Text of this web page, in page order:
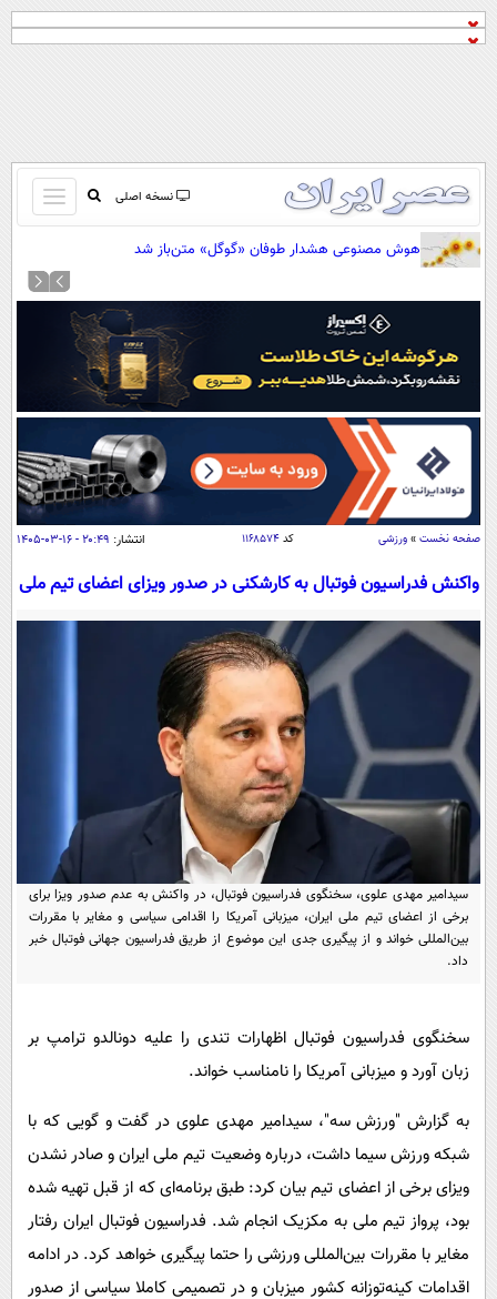
نسخه اصلی
باز
و
کردن
صفحه اول
آرشیو
نظرسنجی
آب و هوا
اوقات شرعی
سواد زندگی
اقتصاد
اقتصادی
خودرو
جامعه
اجتماعی
حوادث
یک برش دانایی
محیط زیست
سفر و تفریح
ورزشی
بین الملل
سیاست خارجی
فرهنگ و هنر
علم و دانش
فناوری و It
علمی
اخبار کریپتو
قرآن
گوناگون
سرگرمی
باشگاه مغز
مجله تصویری سلاح
فیلم
اقتصاد
ورزش
فناوری
حوادث
محیط زیست
سلامت
فرهنگی
بین الملل
عصر ایران 2
خواندنی ها و دیدنی ها
روانشناسی
آشپزی
دانلود
آموزش زبان
هوش مصنوعی هشدار طوفان «گوگل» متن‌باز شد
صفحه نخست » ورزشی کد ۱۱۶۸۵۷۴ انتشار: ۲۰:۴۹ - ۱۶-۰۳-۱۴۰۵
واکنش فدراسیون فوتبال به کارشکنی در صدور ویزای اعضای تیم ملی
سیدامیر مهدی علوی، سخنگوی فدراسیون فوتبال، در واکنش به عدم صدور ویزا برای
برخی از اعضای تیم ملی ایران، میزبانی آمریکا را اقدامی سیاسی و مغایر با مقررات
بین‌المللی خواند و از پیگیری جدی این موضوع از طریق فدراسیون جهانی فوتبال خبر
داد.
سخنگوی فدراسیون فوتبال اظهارات تندی را علیه دونالدو ترامپ بر
زبان آورد و میزبانی آمریکا را نامناسب خواند.
به گزارش "ورزش سه"، سیدامیر مهدی علوی در گفت و گویی که با
شبکه ورزش سیما داشت، درباره وضعیت تیم ملی ایران و صادر نشدن
ویزای برخی از اعضای تیم بیان کرد: طبق برنامه‌ای که از قبل تهیه شده
بود، پرواز تیم ملی به مکزیک انجام شد. فدراسیون فوتبال ایران رفتار
مغایر با مقررات بین‌المللی ورزشی را حتما پیگیری خواهد کرد. در ادامه
اقدامات کینه‌توزانه کشور میزبان و در تصمیمی کاملا سیاسی از صدور